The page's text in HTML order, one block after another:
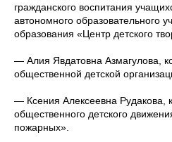
гражданского воспитания
автономного образовательного
образования «Центр детского
— Алия Явдатовна Азмагулова,
общественной детской
— Ксения Алексеевна Рудакова,
общественного детского
пожарных».